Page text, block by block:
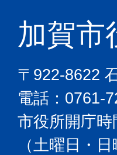
加賀市
〒922-8622
電話：0761-
市役所開庁
（土曜日・